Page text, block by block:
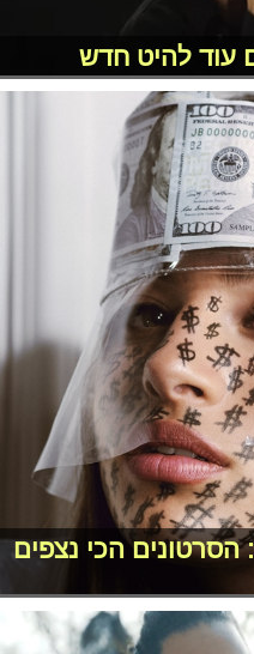
עוד להיט חדש
הסרטונים הכי נצפים